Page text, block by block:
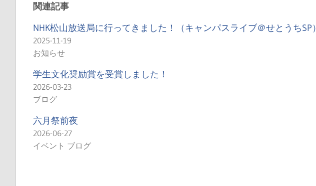
関連記事
NHK松山放送局に行ってきました！（キャンパスライブ＠せとうちSP）
2025-11-19
お知らせ
学生文化奨励賞を受賞しました！
2026-03-23
ブログ
六月祭前夜
2026-06-27
イベント ブログ